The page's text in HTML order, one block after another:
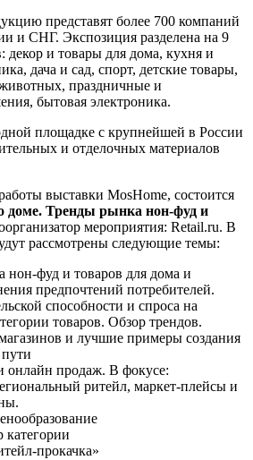
представят более 700 компаний
и СНГ. Экспозиция разделена на 9
декор и товары для дома, кухня и
дача и сад, спорт, детские товары,
праздничные и
бытовая электроника.
площадке с крупнейшей в России
и отделочных материалов
выставки MosHome, состоится
доме. Тренды рынка нон-фуд и
мероприятия: Retail.ru. В
рассмотрены следующие темы:
нон-фуд и товаров для дома и
предпочтений потребителей.
способности и спроса на
товаров. Обзор трендов.
и лучшие примеры создания
онлайн продаж. В фокусе:
ритейл, маркет-плейсы и
прокачка»